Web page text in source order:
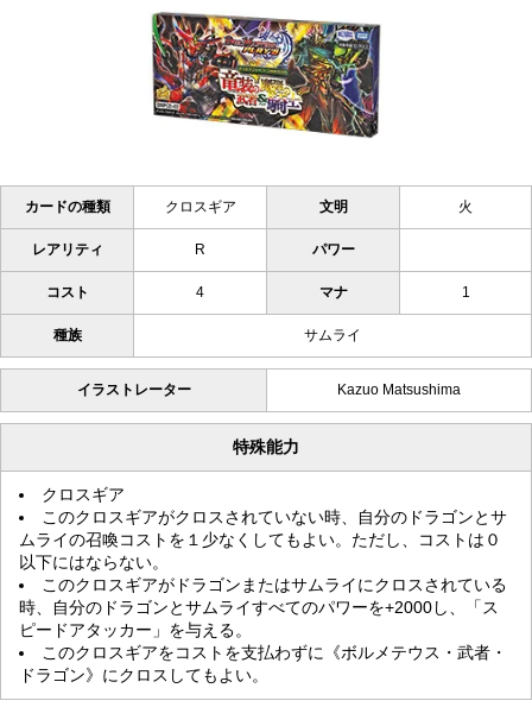
カードの種類 クロスギア 文明 火
レアリティ R パワー
コスト 4 マナ 1
種族 サムライ
イラストレーター Kazuo Matsushima
特殊能力
クロスギア
このクロスギアがクロスされていない時、自分のドラゴンとサ
ムライの召喚コストを１少なくしてもよい。ただし、コストは０
以下にはならない。
このクロスギアがドラゴンまたはサムライにクロスされている
時、自分のドラゴンとサムライすべてのパワーを+2000し、「ス
ピードアタッカー」を与える。
このクロスギアをコストを支払わずに《ボルメテウス・武者・
ドラゴン》にクロスしてもよい。